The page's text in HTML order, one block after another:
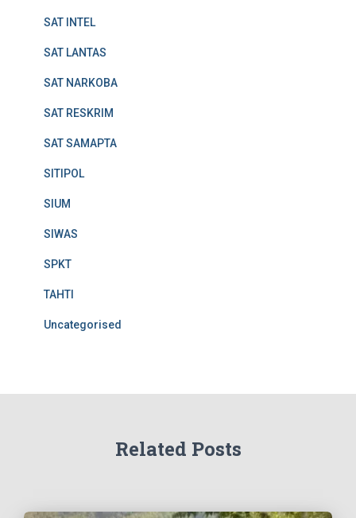
SAT INTEL
SAT LANTAS
SAT NARKOBA
SAT RESKRIM
SAT SAMAPTA
SITIPOL
SIUM
SIWAS
SPKT
TAHTI
Uncategorised
Related Posts